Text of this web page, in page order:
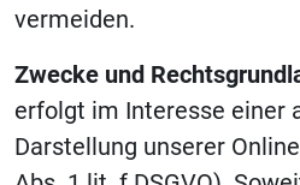
vermeiden.
Zwecke und
erfolgt im Interesse einer
Darstellung unserer